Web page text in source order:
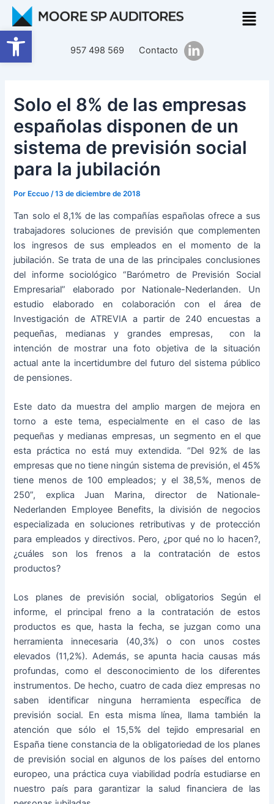
Abrir barra de herramientas
contenido
957 498 569
Contacto
Solo el 8% de las empresas
españolas disponen de un
sistema de previsión social
para la jubilación
Por Eccuo/13 de diciembre de 2018
Tan solo el 8,1% de las compañías españolas ofrece a sus
trabajadores soluciones de previsión que complementen
los ingresos de sus empleados en el momento de la
jubilación. Se trata de una de las principales conclusiones
del informe sociológico “Barómetro de Previsión Social
Empresarial” elaborado por Nationale-Nederlanden. Un
estudio elaborado en colaboración con el área de
Investigación de ATREVIA a partir de 240 encuestas a
pequeñas, medianas y grandes empresas, con la
intención de mostrar una foto objetiva de la situación
actual ante la incertidumbre del futuro del sistema público
de pensiones.
Este dato da muestra del amplio margen de mejora en
torno a este tema, especialmente en el caso de las
pequeñas y medianas empresas, un segmento en el que
esta práctica no está muy extendida. “Del 92% de las
empresas que no tiene ningún sistema de previsión, el 45%
tiene menos de 100 empleados; y el 38,5%, menos de
250”, explica Juan Marina, director de Nationale-
Nederlanden Employee Benefits, la división de negocios
especializada en soluciones retributivas y de protección
para empleados y directivos. Pero, ¿por qué no lo hacen?,
¿cuáles son los frenos a la contratación de estos
productos?
Los planes de previsión social, obligatorios Según el
informe, el principal freno a la contratación de estos
productos es que, hasta la fecha, se juzgan como una
herramienta innecesaria (40,3%) o con unos costes
elevados (11,2%). Además, se apunta hacia causas más
profundas, como el desconocimiento de los diferentes
instrumentos. De hecho, cuatro de cada diez empresas no
saben identificar ninguna herramienta específica de
previsión social. En esta misma línea, llama también la
atención que sólo el 15,5% del tejido empresarial en
España tiene constancia de la obligatoriedad de los planes
de previsión social en algunos de los países del entorno
europeo, una práctica cuya viabilidad podría estudiarse en
nuestro país para garantizar la salud financiera de las
Navegación
de
entradas